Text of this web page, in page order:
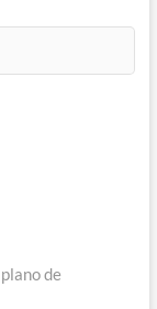
de